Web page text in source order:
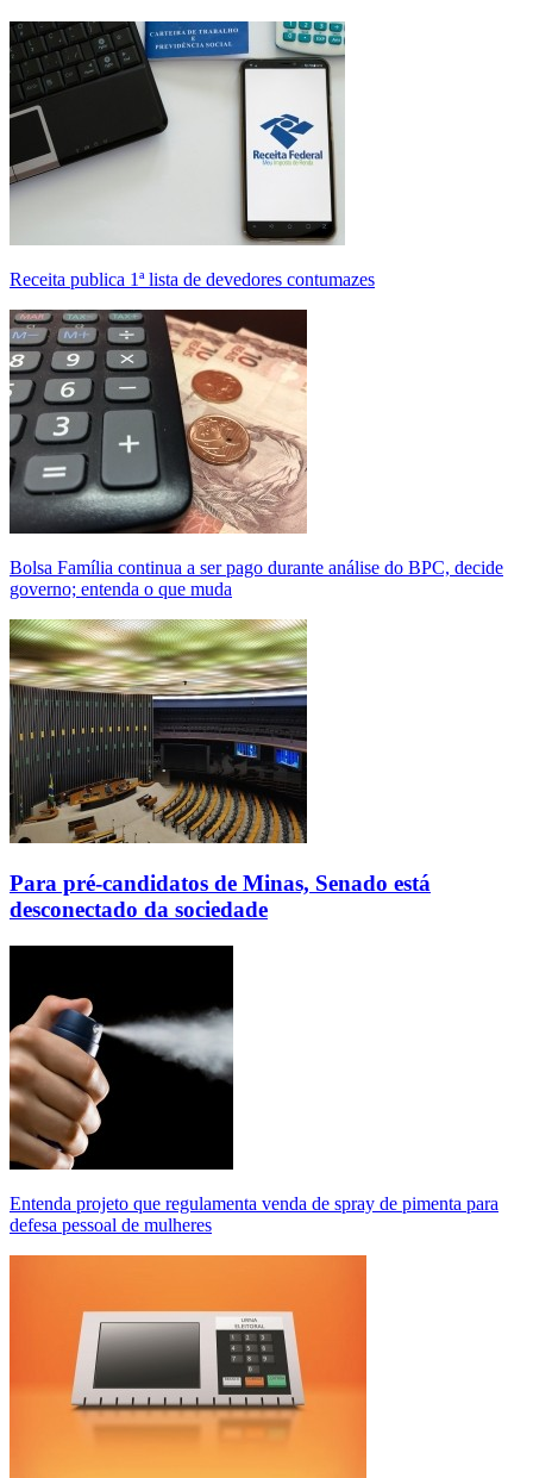
Receita publica 1ª lista de devedores contumazes
Bolsa Família continua a ser pago durante análise do BPC, decide
governo; entenda o que muda
Para pré-candidatos de Minas, Senado está
desconectado da sociedade
Entenda projeto que regulamenta venda de spray de pimenta para
defesa pessoal de mulheres